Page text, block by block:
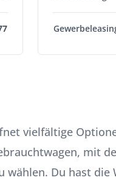
vielfältige
mit
Du hast